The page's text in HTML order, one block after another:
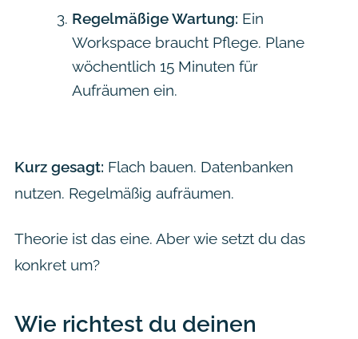
Regelmäßige Wartung: Ein
Workspace braucht Pflege. Plane
wöchentlich 15 Minuten für
Aufräumen ein.
Kurz gesagt: Flach bauen. Datenbanken
nutzen. Regelmäßig aufräumen.
Theorie ist das eine. Aber wie setzt du das
konkret um?
Wie richtest du deinen